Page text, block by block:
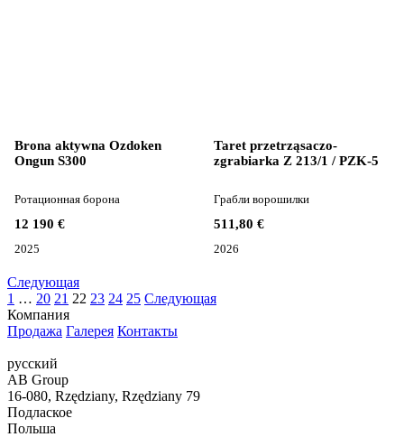
Brona aktywna Ozdoken
Ongun S300
12 190 €
Ротационная борона
2025
Taret przetrząsaczo-
zgrabiarka Z 213/1 / PZK-5
511,80 €
Грабли ворошилки
2026
Следующая
1 … 20 21 22 23 24 25 Следующая
Компания
Продажа Галерея Контакты
русский
AB Group
16-080, Rzędziany, Rzędziany 79
Подлаское
Польша